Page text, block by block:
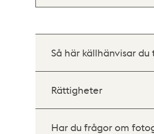
Så här källhänvisar
Rättigheter
Har du frågor om